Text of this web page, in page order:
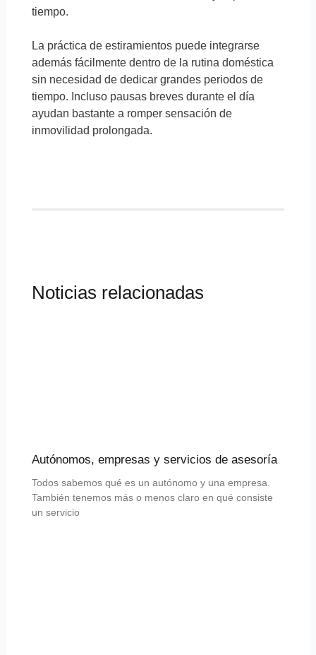
tiempo.
La práctica de estiramientos puede integrarse
además fácilmente dentro de la rutina doméstica
sin necesidad de dedicar grandes periodos de
tiempo. Incluso pausas breves durante el día
ayudan bastante a romper sensación de
inmovilidad prolongada.
Noticias relacionadas
Autónomos, empresas y servicios de asesoría
Todos sabemos qué es un autónomo y una empresa.
También tenemos más o menos claro en qué consiste
un servicio